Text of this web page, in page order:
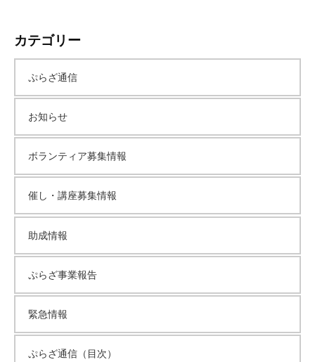
カ
イ
ブ
カテゴリー
ぷらざ通信
お知らせ
ボランティア募集情報
催し・講座募集情報
助成情報
ぷらざ事業報告
緊急情報
ぷらざ通信（目次）